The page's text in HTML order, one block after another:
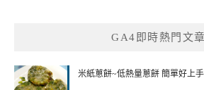
GA4即時熱門文章
米紙蔥餅~低熱量蔥餅 簡單好上